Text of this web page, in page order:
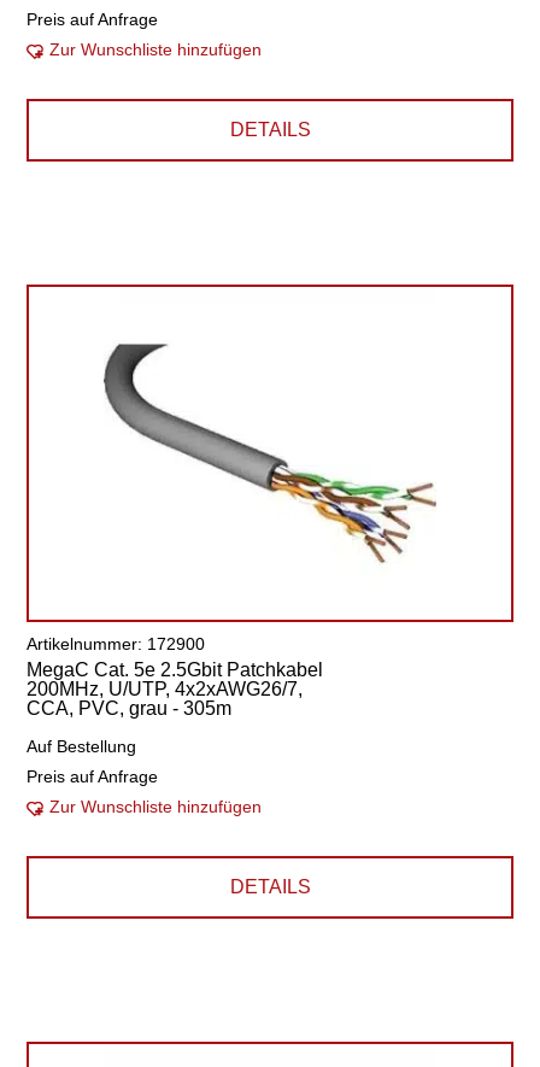
Preis auf Anfrage
Zur Wunschliste hinzufügen
DETAILS
Artikelnummer: 172900
MegaC Cat. 5e 2.5Gbit Patchkabel
200MHz, U/UTP, 4x2xAWG26/7,
CCA, PVC, grau - 305m
Auf Bestellung
Preis auf Anfrage
Zur Wunschliste hinzufügen
DETAILS